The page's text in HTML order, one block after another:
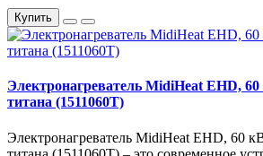
Купить
Электронагреватель MidiHeat EHD,
титана (1511060T)
Электронагреватель MidiHeat EHD, 60